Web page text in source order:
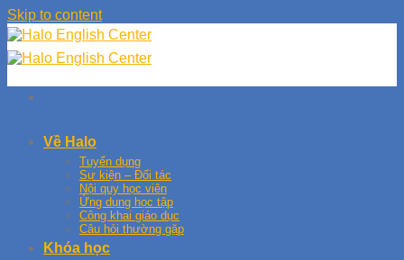
Skip to content
Về Halo
Tuyển dụng
Sự kiện – Đối tác
Nội quy học viên
Ứng dụng học tập
Công khai giáo dục
Câu hỏi thường gặp
Khóa học